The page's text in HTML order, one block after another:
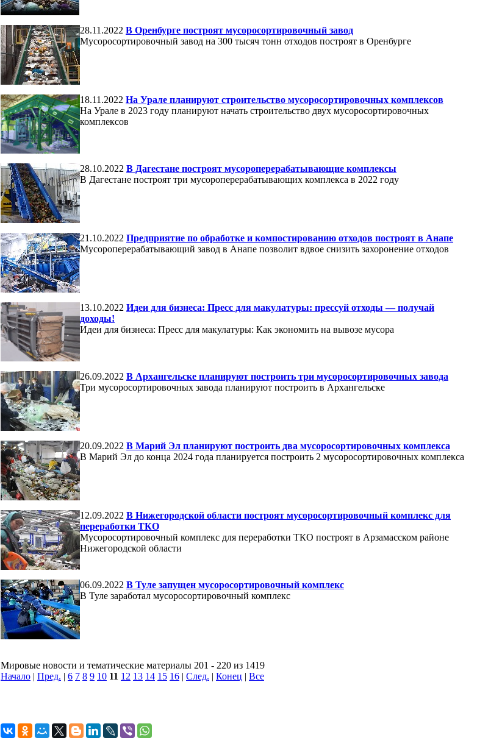
28.11.2022 В Оренбурге построят мусоросортировочный завод
Мусоросортировочный завод на 300 тысяч тонн отходов построят в Оренбурге
18.11.2022 На Урале планируют строительство мусоросортировочных комплексов
На Урале в 2023 году планируют начать строительство двух мусоросортировочных
комплексов
28.10.2022 В Дагестане построят мусороперерабатывающие комплексы
В Дагестане построят три мусороперерабатывающих комплекса в 2022 году
21.10.2022 Предприятие по обработке и компостированию отходов построят в Анапе
Мусороперерабатывающий завод в Анапе позволит вдвое снизить захоронение отходов
13.10.2022 Идеи для бизнеса: Пресс для макулатуры: прессуй отходы — получай
доходы!
Идеи для бизнеса: Пресс для макулатуры: Как экономить на вывозе мусора
26.09.2022 В Архангельске планируют построить три мусоросортировочных завода
Три мусоросортировочных завода планируют построить в Архангельске
20.09.2022 В Марий Эл планируют построить два мусоросортировочных комплекса
В Марий Эл до конца 2024 года планируется построить 2 мусоросортировочных комплекса
12.09.2022 В Нижегородской области построят мусоросортировочный комплекс для
переработки ТКО
Мусоросортировочный комплекс для переработки ТКО построят в Арзамасском районе
Нижегородской области
06.09.2022 В Туле запущен мусоросортировочный комплекс
В Туле заработал мусоросортировочный комплекс
Мировые новости и тематические материалы 201 - 220 из 1419
Начало | Пред. | 6 7 8 9 10 11 12 13 14 15 16 | След. | Конец | Все